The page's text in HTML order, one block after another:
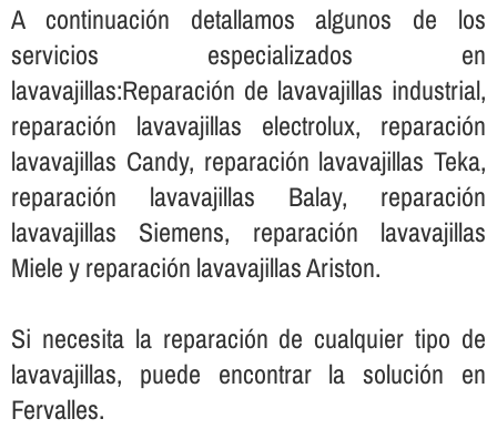
A continuación detallamos algunos de los
servicios especializados en
lavavajillas:Reparación de lavavajillas industrial,
reparación lavavajillas electrolux, reparación
lavavajillas Candy, reparación lavavajillas Teka,
reparación lavavajillas Balay, reparación
lavavajillas Siemens, reparación lavavajillas
Miele y reparación lavavajillas Ariston.
Si necesita la reparación de cualquier tipo de
lavavajillas, puede encontrar la solución en
Fervalles.